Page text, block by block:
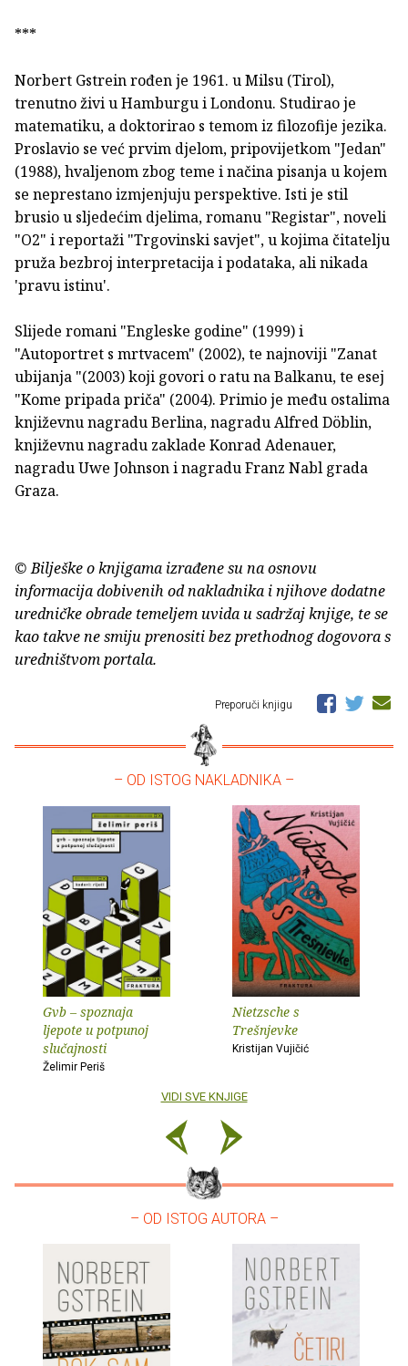
***
Norbert Gstrein rođen je 1961. u Milsu (Tirol),
trenutno živi u Hamburgu i Londonu. Studirao je
matematiku, a doktorirao s temom iz filozofije jezika.
Proslavio se već prvim djelom, pripovijetkom "Jedan"
(1988), hvaljenom zbog teme i načina pisanja u kojem
se neprestano izmjenjuju perspektive. Isti je stil
brusio u sljedećim djelima, romanu "Registar", noveli
"O2" i reportaži "Trgovinski savjet", u kojima čitatelju
pruža bezbroj interpretacija i podataka, ali nikada
'pravu istinu'.
Slijede romani "Engleske godine" (1999) i
"Autoportret s mrtvacem" (2002), te najnoviji "Zanat
ubijanja "(2003) koji govori o ratu na Balkanu, te esej
"Kome pripada priča" (2004). Primio je među ostalima
književnu nagradu Berlina, nagradu Alfred Döblin,
književnu nagradu zaklade Konrad Adenauer,
nagradu Uwe Johnson i nagradu Franz Nabl grada
Graza.
© Bilješke o knjigama izrađene su na osnovu
informacija dobivenih od nakladnika i njihove dodatne
uredničke obrade temeljem uvida u sadržaj knjige, te se
kao takve ne smiju prenositi bez prethodnog dogovora s
uredništvom portala.
Preporuči knjigu
– OD ISTOG NAKLADNIKA –
Gvb – spoznaja
ljepote u potpunoj
slučajnosti
Želimir Periš
Nietzsche s
Trešnjevke
Kristijan Vujičić
VIDI SVE KNJIGE
– OD ISTOG AUTORA –